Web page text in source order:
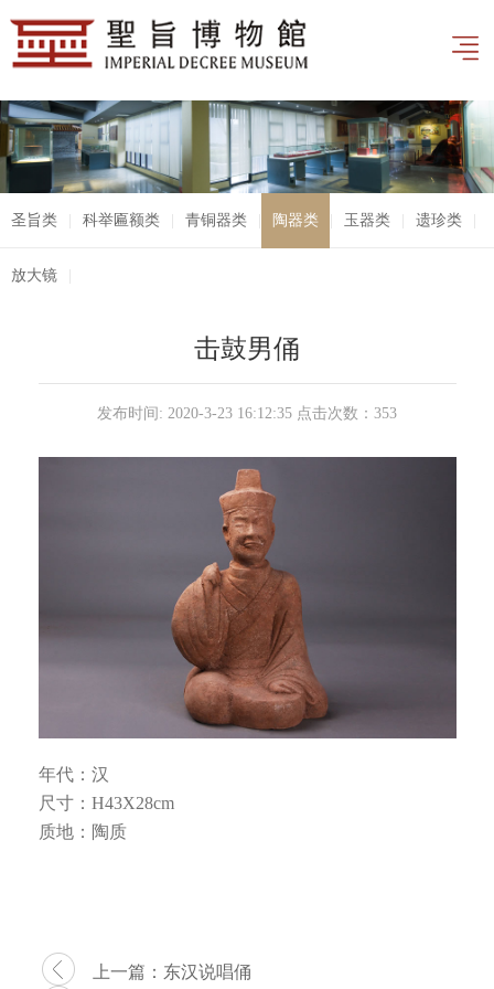
圣旨类 科举匾额类 青铜器类 陶器类 玉器类 遗珍类
放大镜
击鼓男俑
发布时间: 2020-3-23 16:12:35 点击次数： 353
年代： 汉
尺寸： H43X28cm
质地： 陶质
上一篇： 东汉说唱俑